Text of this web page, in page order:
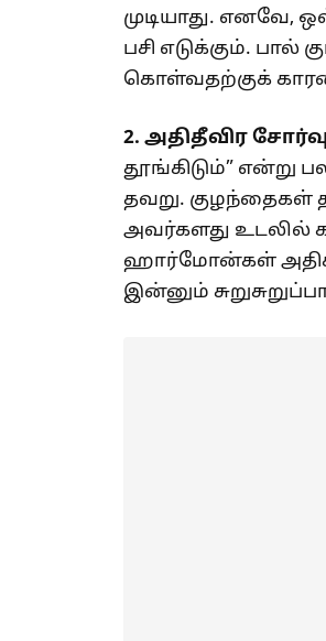
முடியாது. எனவே,
பசி எடுக்கும். பால்
கொள்வதற்குக்
2. அதிதீவிர
தூங்கிடும்” என்று
தவறு. குழந்தைகள்
அவர்களது உடலில்
ஹார்மோன்கள்
இன்னும்